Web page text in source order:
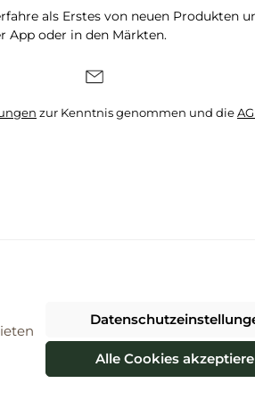
als Erstes von neuen Produkten
App oder in den Märkten.
zur Kenntnis genommen und die
- Alle Rechte vorbehalten. Theme by
Vertrag widerrufenAlle Cookies